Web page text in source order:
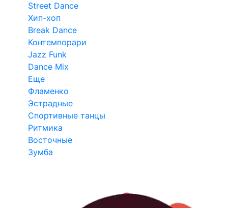
Street Dance
Хип-хоп
Break Dance
Контемпорари
Jazz Funk
Dance Mix
Еще
Фламенко
Эстрадные
Спортивные танцы
Ритмика
Восточные
Зумба